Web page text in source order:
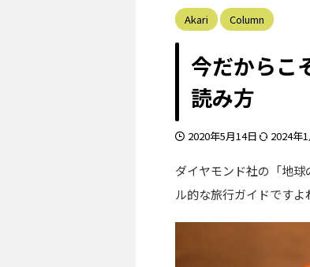
Akari
Column
今だからこ
読み方
2020年5月14日 2024年
ダイヤモンド社の「地
ル的な旅行ガイドですよ